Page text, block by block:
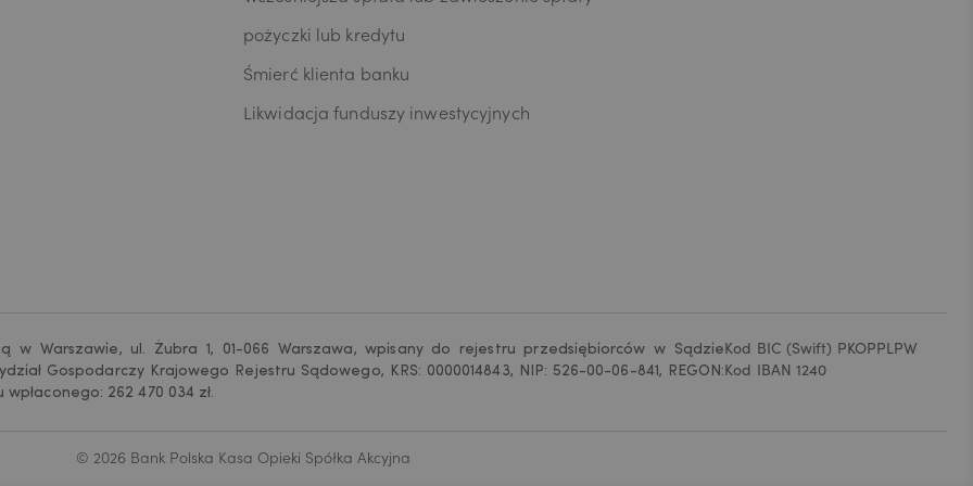
dotyczące sytuacji ekonomicznej, poziomu wykształcenia oraz posiadanych
finansowych. Niniejszą zgodę składam dobrowolnie i oświadczam, że
am/ poinformowany/a/ o prawie do jej wycofania w dowolnym momencie.
którego dokonano na podstawie zgody przed jej wycofaniem.
pożyczki lub kredytu
Śmierć klienta banku
Likwidacja funduszy inwestycyjnych
w Warszawie, ul. Żubra 1, 01-066 Warszawa, wpisany do rejestru przedsiębiorców w Sądzie
Gospodarczy Krajowego Rejestru Sądowego, KRS: 0000014843, NIP: 526-00-06-841, REGON:
262 470 034 zł.
Kod BIC (Swift) PKOPPLPW
Kod IBAN 1240
© 2026 Bank Polska Kasa Opieki Spółka Akcyjna